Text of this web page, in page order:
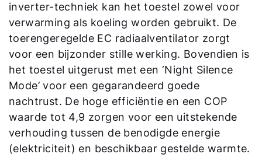
inverter-techniek kan het toestel zowel voor
verwarming als koeling worden gebruikt. De
toerengeregelde EC radiaalventilator zorgt
voor een bijzonder stille werking. Bovendien is
het toestel uitgerust met een ‘Night Silence
Mode’ voor een gegarandeerd goede
nachtrust. De hoge efficiëntie en een COP
waarde tot 4,9 zorgen voor een uitstekende
verhouding tussen de benodigde energie
(elektriciteit) en beschikbaar gestelde warmte.